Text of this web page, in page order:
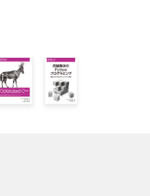
ング数
変換
ツ数列